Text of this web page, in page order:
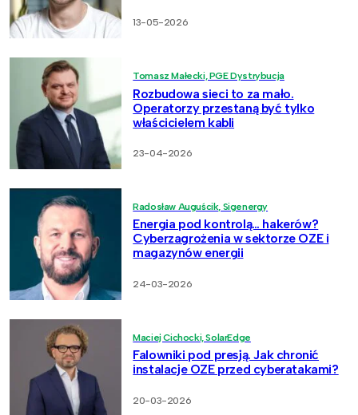
13-05-2026
Tomasz Małecki, PGE Dystrybucja
Rozbudowa sieci to za mało.
Operatorzy przestaną być tylko
właścicielem kabli
23-04-2026
Radosław Auguścik, Sigenergy
Energia pod kontrolą… hakerów?
Cyberzagrożenia w sektorze OZE i
magazynów energii
24-03-2026
Maciej Cichocki, SolarEdge
Falowniki pod presją. Jak chronić
instalacje OZE przed cyberatakami?
20-03-2026